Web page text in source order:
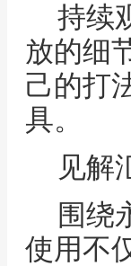
持续
放的细
己的打
具。
见解
围绕
使用不